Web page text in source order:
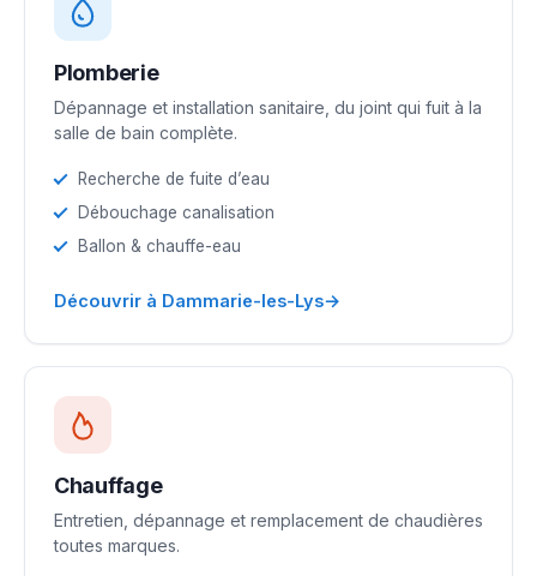
Plomberie
Dépannage et installation sanitaire, du joint qui fuit à la
salle de bain complète.
Recherche de fuite d’eau
Débouchage canalisation
Ballon & chauffe-eau
Découvrir à Dammarie-les-Lys→
Chauffage
Entretien, dépannage et remplacement de chaudières
toutes marques.